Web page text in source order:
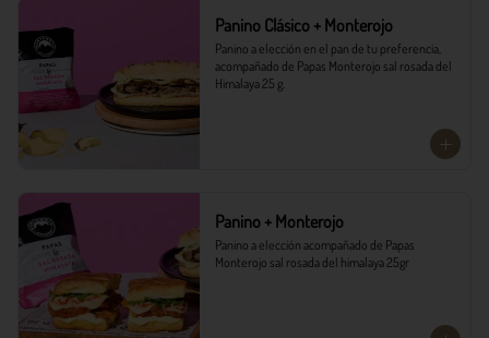
Panino Clásico + Monterojo
Panino a elección en el pan de tu preferencia,
acompañado de Papas Monterojo sal rosada del
Himalaya 25 g.
Panino + Monterojo
Panino a elección acompañado de Papas
Monterojo sal rosada del himalaya 25gr